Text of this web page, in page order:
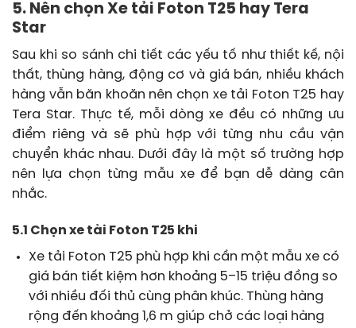
5. Nên chọn Xe tải Foton T25 hay Tera
Star
Sau khi so sánh chi tiết các yếu tố như thiết kế, nội
thất, thùng hàng, động cơ và giá bán, nhiều khách
hàng vẫn băn khoăn nên chọn xe tải Foton T25 hay
Tera Star. Thực tế, mỗi dòng xe đều có những ưu
điểm riêng và sẽ phù hợp với từng nhu cầu vận
chuyển khác nhau. Dưới đây là một số trường hợp
nên lựa chọn từng mẫu xe để bạn dễ dàng cân
nhắc.
5.1 Chọn xe tải Foton T25 khi
Xe tải Foton T25 phù hợp khi cần một mẫu xe có
giá bán tiết kiệm hơn khoảng 5–15 triệu đồng so
với nhiều đối thủ cùng phân khúc. Thùng hàng
rộng đến khoảng 1,6 m giúp chở các loại hàng